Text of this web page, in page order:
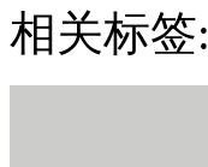
相关标签: